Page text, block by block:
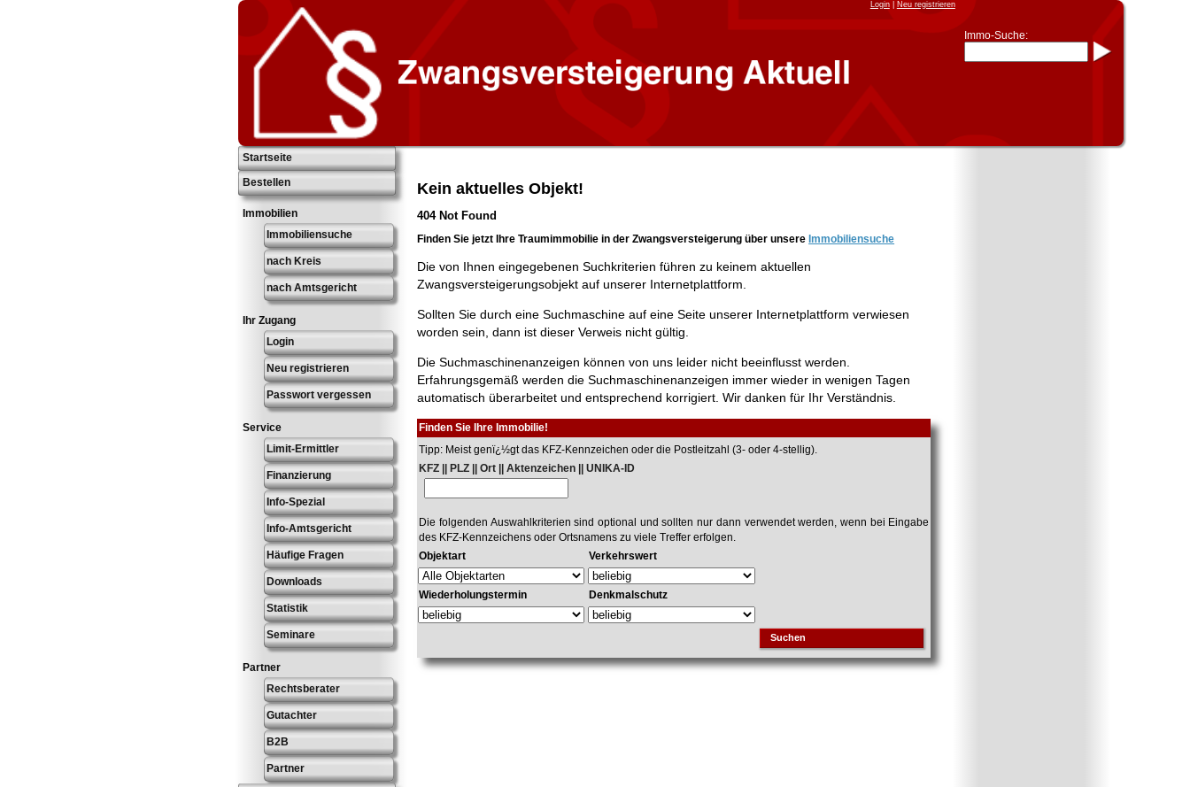
Login| Neu registrieren
Immo-Suche:
Startseite
Bestellen
Immobilien
Immobiliensuche
nach Kreis
nach Amtsgericht
Ihr Zugang
Login
Neu registrieren
Passwort vergessen
Service
Limit-Ermittler
Finanzierung
Info-Spezial
Info-Amtsgericht
Häufige Fragen
Downloads
Statistik
Seminare
Partner
Rechtsberater
Gutachter
B2B
Partner
Kein aktuelles Objekt!
404 Not Found
Finden Sie jetzt Ihre Traumimmobilie in der Zwangsversteigerung über unsereImmobiliensuche
Die von Ihnen eingegebenen Suchkriterien führen zu keinem aktuellen
Zwangsversteigerungsobjekt auf unserer Internetplattform.
Sollten Sie durch eine Suchmaschine auf eine Seite unserer Internetplattform verwiesen
worden sein, dann ist dieser Verweis nicht gültig.
Die Suchmaschinenanzeigen können von uns leider nicht beeinflusst werden.
Erfahrungsgemäß werden die Suchmaschinenanzeigen immer wieder in wenigen Tagen
automatisch überarbeitet und entsprechend korrigiert. Wir danken für Ihr Verständnis.
Finden Sie Ihre Immobilie!
Tipp: Meist genï¿½gt das KFZ-Kennzeichen oder die Postleitzahl (3- oder 4-stellig).
KFZ || PLZ || Ort || Aktenzeichen || UNIKA-ID
Die folgenden Auswahlkriterien sind optional und sollten nur dann verwendet werden, wenn bei Eingabe
des KFZ-Kennzeichens oder Ortsnamens zu viele Treffer erfolgen.
Objektart
Verkehrswert
Wiederholungstermin Denkmalschutz
Suchen